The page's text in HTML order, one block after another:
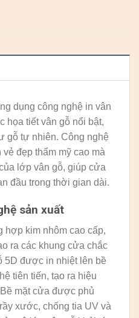
dụng công nghệ in vân
họa tiết vân gỗ nổi bật,
gỗ tự nhiên. Công nghệ
đẹp thẩm mỹ cao mà
lớp vân gỗ, giúp cửa
đầu trong thời gian dài.
sản xuất
hợp kim nhôm cao cấp,
ra các khung cửa chắc
5D được in nhiệt lên bề
tiên tiến, tạo ra hiệu
mặt cửa được phủ
xước, chống tia UV và